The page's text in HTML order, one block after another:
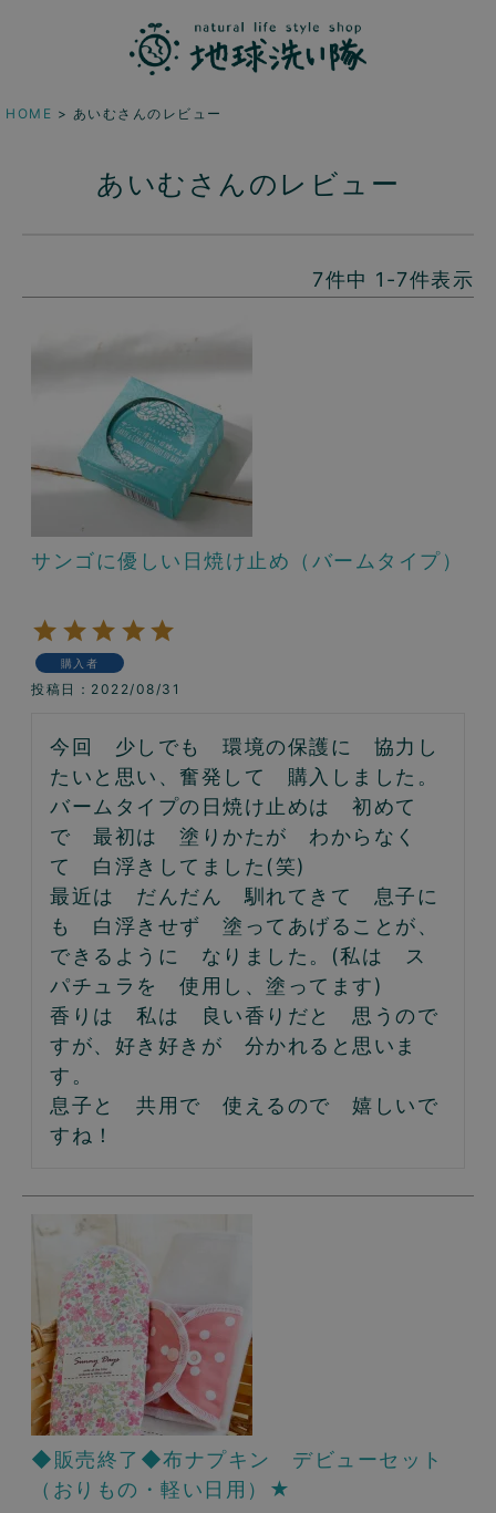
HOME あいむさんのレビュー
あいむさんのレビュー
7件中 1 -7件表示
サンゴに優しい日焼け止め（バームタイプ）
購入者
投稿日 2022/08/31
今回　少しでも　環境の保護に　協力し
たいと思い、奮発して　購入しました。
バームタイプの日焼け止めは　初めて
で　最初は　塗りかたが　わからなく
て　白浮きしてました(笑)
最近は　だんだん　馴れてきて　息子に
も　白浮きせず　塗ってあげることが、
できるように　なりました。(私は　ス
パチュラを　使用し、塗ってます)
香りは　私は　良い香りだと　思うので
すが、好き好きが　分かれると思いま
す。
息子と　共用で　使えるので　嬉しいで
すね！
◆販売終了◆布ナプキン デビューセット
（おりもの・軽い日用）★